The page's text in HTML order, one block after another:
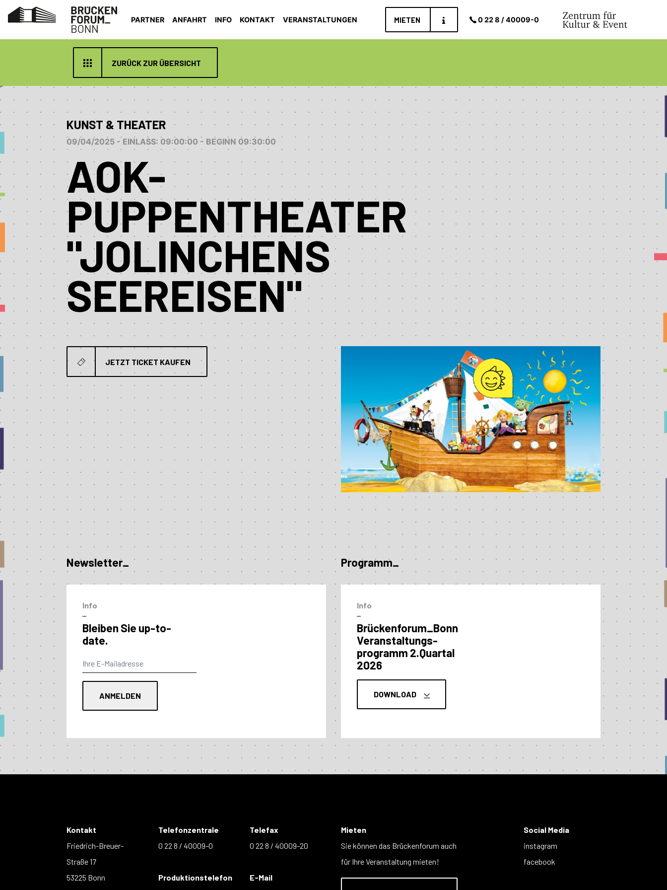
PARTNER ANFAHRT INFO KONTAKT VERANSTALTUNGEN MIETEN 0 22 8 / 40009-0
ZURÜCK ZUR ÜBERSICHT
KUNST & THEATER
09/04/2025 - EINLASS: 09:00:00 - BEGINN 09:30:00
AOK-
PUPPENTHEATER
"JOLINCHENS
SEEREISEN"
JETZT TICKET KAUFEN
Newsletter_
Info
–
Bleiben Sie up-to-
date.
Programm_
Info
–
Brückenforum_Bonn
Veranstaltungs­
programm 2.Quartal
2026
DOWNLOAD
Kontakt
Friedrich-Breuer-
Straße 17
53225 Bonn
Telefonzentrale
0 22 8 / 40009-0
Produktionstelefon
Telefax
0 22 8 / 40009-20
E-Mail
Mieten
Sie können das Brückenforum auch
für Ihre Veranstaltung mieten!
Social Media
instagram
facebook